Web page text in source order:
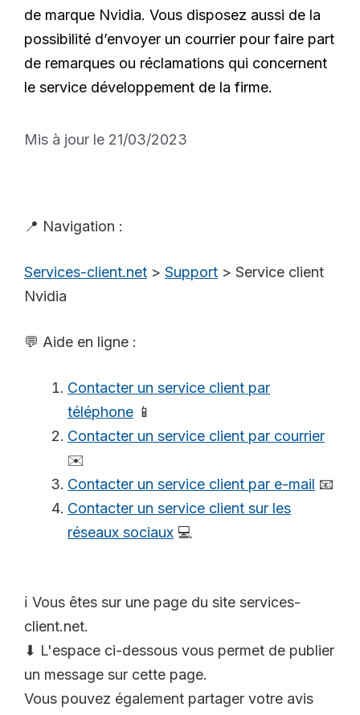
de marque Nvidia. Vous disposez aussi de la
possibilité d’envoyer un courrier pour faire part
de remarques ou réclamations qui concernent
le service développement de la firme.
Mis à jour le 21/03/2023
📍 Navigation :
Services-client.net > Support > Service client
Nvidia
💬 Aide en ligne :
Contacter un service client par
téléphone 📱
Contacter un service client par courrier
✉️
Contacter un service client par e-mail 📧
Contacter un service client sur les
réseaux sociaux 💻
ℹ️ Vous êtes sur une page du site services-
client.net.
⬇ L'espace ci-dessous vous permet de publier
un message sur cette page.
Vous pouvez également partager votre avis